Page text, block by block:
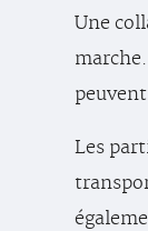
Une
Les